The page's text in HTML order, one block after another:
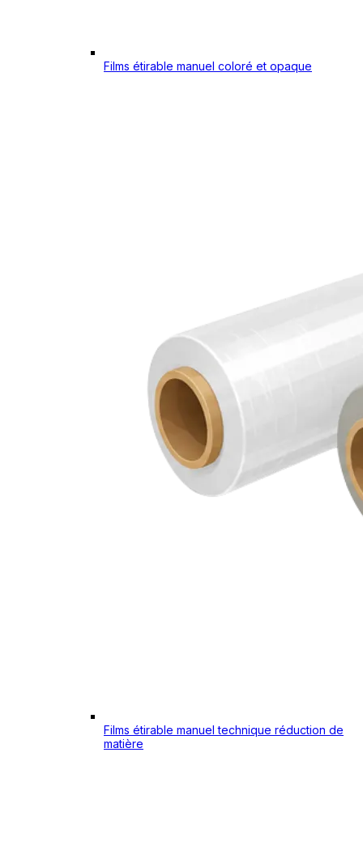
Films étirable manuel coloré et opaque
Films étirable manuel technique réduction de
matière